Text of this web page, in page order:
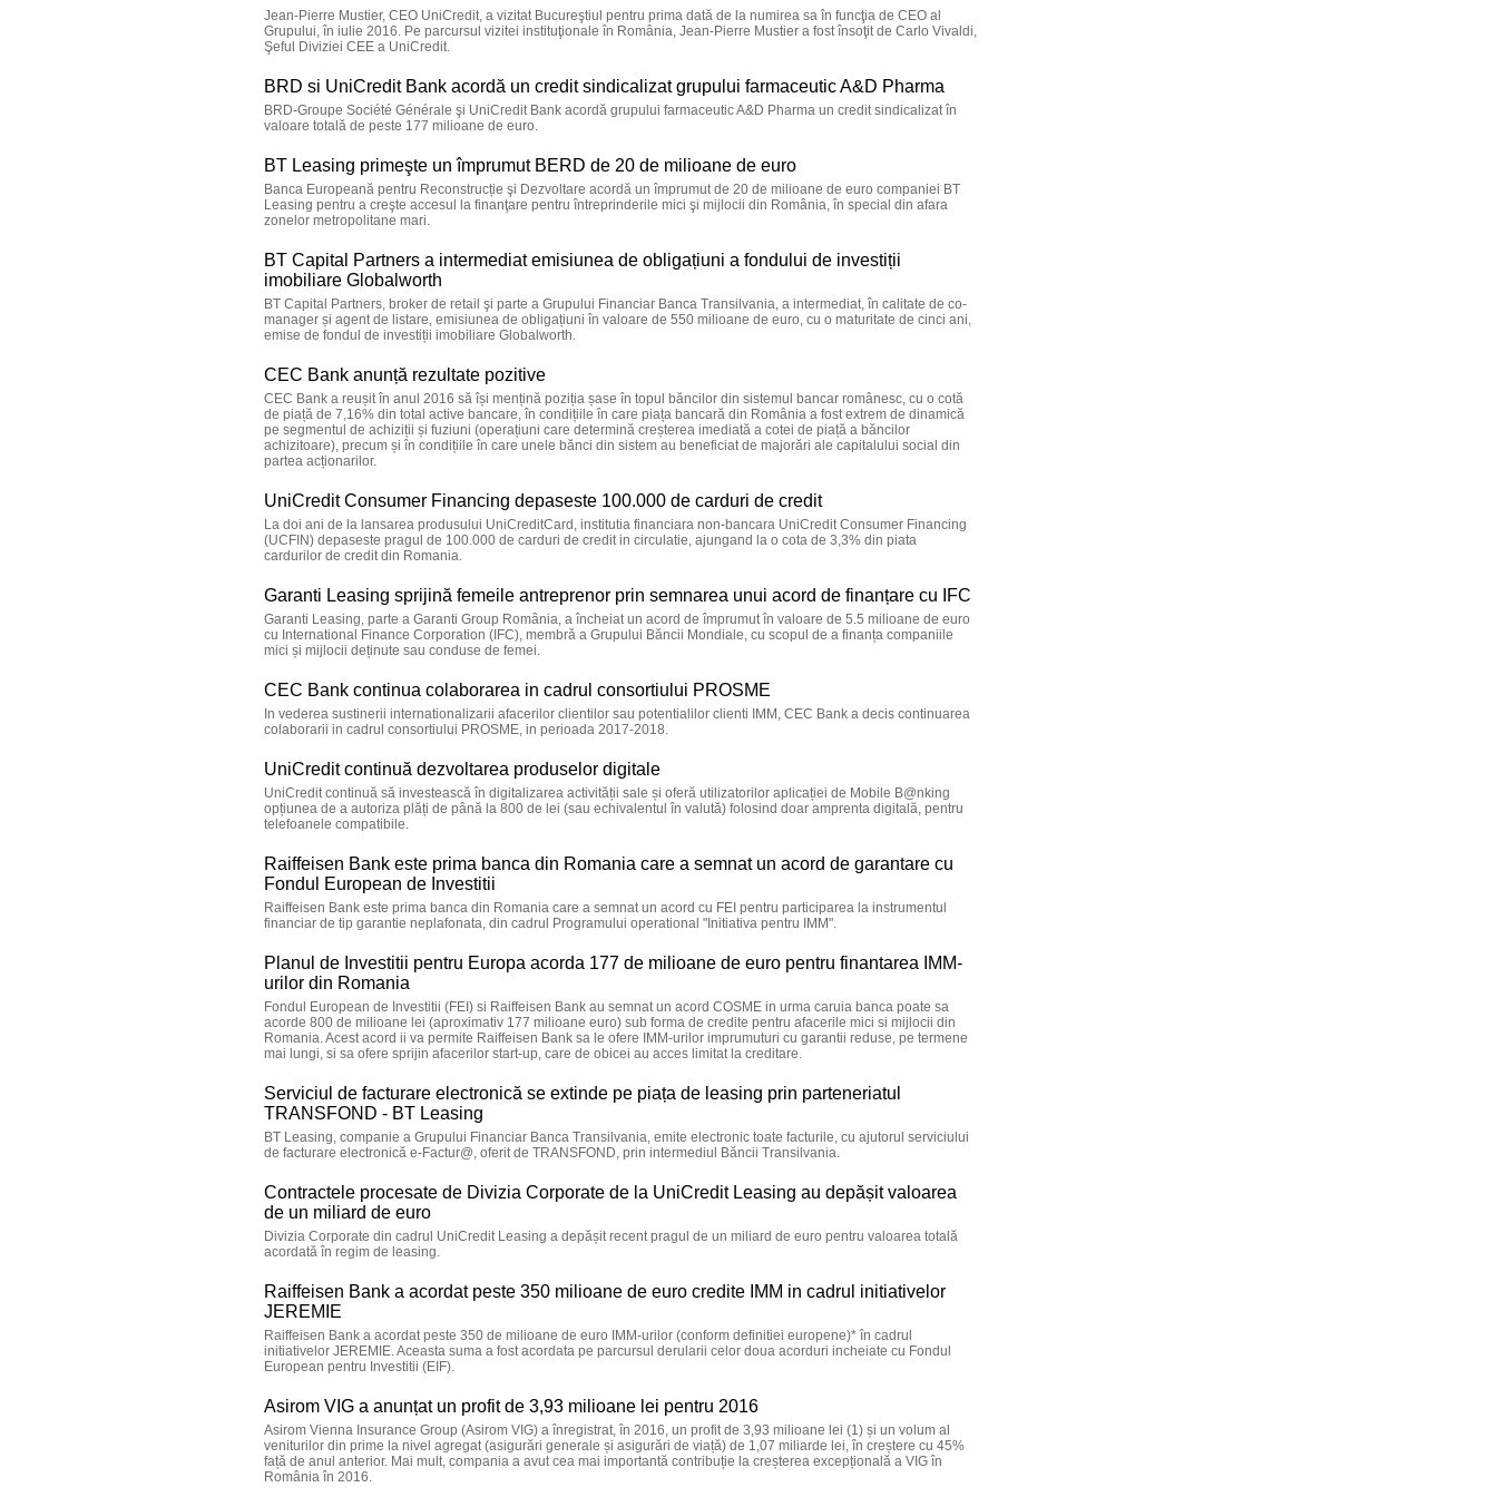
Jean-Pierre Mustier, CEO UniCredit, a vizitat Bucureştiul pentru prima dată de la numirea sa în funcţia de CEO al
Grupului, în iulie 2016. Pe parcursul vizitei instituţionale în România, Jean-Pierre Mustier a fost însoţit de Carlo Vivaldi,
Şeful Diviziei CEE a UniCredit.
BRD si UniCredit Bank acordă un credit sindicalizat grupului farmaceutic A&D Pharma
BRD-Groupe Société Générale şi UniCredit Bank acordă grupului farmaceutic A&D Pharma un credit sindicalizat în
valoare totală de peste 177 milioane de euro.
BT Leasing primeşte un împrumut BERD de 20 de milioane de euro
Banca Europeană pentru Reconstrucție şi Dezvoltare acordă un împrumut de 20 de milioane de euro companiei BT
Leasing pentru a creşte accesul la finanţare pentru întreprinderile mici şi mijlocii din România, în special din afara
zonelor metropolitane mari.
BT Capital Partners a intermediat emisiunea de obligațiuni a fondului de investiții
imobiliare Globalworth
BT Capital Partners, broker de retail şi parte a Grupului Financiar Banca Transilvania, a intermediat, în calitate de co-
manager și agent de listare, emisiunea de obligațiuni în valoare de 550 milioane de euro, cu o maturitate de cinci ani,
emise de fondul de investiții imobiliare Globalworth.
CEC Bank anunță rezultate pozitive
CEC Bank a reușit în anul 2016 să își mențină poziția șase în topul băncilor din sistemul bancar românesc, cu o cotă
de piață de 7,16% din total active bancare, în condițiile în care piața bancară din România a fost extrem de dinamică
pe segmentul de achiziții și fuziuni (operațiuni care determină creșterea imediată a cotei de piață a băncilor
achizitoare), precum și în condițiile în care unele bănci din sistem au beneficiat de majorări ale capitalului social din
partea acționarilor.
UniCredit Consumer Financing depaseste 100.000 de carduri de credit
La doi ani de la lansarea produsului UniCreditCard, institutia financiara non-bancara UniCredit Consumer Financing
(UCFIN) depaseste pragul de 100.000 de carduri de credit in circulatie, ajungand la o cota de 3,3% din piata
cardurilor de credit din Romania.
Garanti Leasing sprijină femeile antreprenor prin semnarea unui acord de finanțare cu IFC
Garanti Leasing, parte a Garanti Group România, a încheiat un acord de împrumut în valoare de 5.5 milioane de euro
cu International Finance Corporation (IFC), membră a Grupului Băncii Mondiale, cu scopul de a finanța companiile
mici și mijlocii deținute sau conduse de femei.
CEC Bank continua colaborarea in cadrul consortiului PROSME
In vederea sustinerii internationalizarii afacerilor clientilor sau potentialilor clienti IMM, CEC Bank a decis continuarea
colaborarii in cadrul consortiului PROSME, in perioada 2017-2018.
UniCredit continuă dezvoltarea produselor digitale
UniCredit continuă să investească în digitalizarea activității sale și oferă utilizatorilor aplicației de Mobile B@nking
opțiunea de a autoriza plăți de până la 800 de lei (sau echivalentul în valută) folosind doar amprenta digitală, pentru
telefoanele compatibile.
Raiffeisen Bank este prima banca din Romania care a semnat un acord de garantare cu
Fondul European de Investitii
Raiffeisen Bank este prima banca din Romania care a semnat un acord cu FEI pentru participarea la instrumentul
financiar de tip garantie neplafonata, din cadrul Programului operational "Initiativa pentru IMM".
Planul de Investitii pentru Europa acorda 177 de milioane de euro pentru finantarea IMM-
urilor din Romania
Fondul European de Investitii (FEI) si Raiffeisen Bank au semnat un acord COSME in urma caruia banca poate sa
acorde 800 de milioane lei (aproximativ 177 milioane euro) sub forma de credite pentru afacerile mici si mijlocii din
Romania. Acest acord ii va permite Raiffeisen Bank sa le ofere IMM-urilor imprumuturi cu garantii reduse, pe termene
mai lungi, si sa ofere sprijin afacerilor start-up, care de obicei au acces limitat la creditare.
Serviciul de facturare electronică se extinde pe piața de leasing prin parteneriatul
TRANSFOND - BT Leasing
BT Leasing, companie a Grupului Financiar Banca Transilvania, emite electronic toate facturile, cu ajutorul serviciului
de facturare electronică e-Factur@, oferit de TRANSFOND, prin intermediul Băncii Transilvania.
Contractele procesate de Divizia Corporate de la UniCredit Leasing au depășit valoarea
de un miliard de euro
Divizia Corporate din cadrul UniCredit Leasing a depășit recent pragul de un miliard de euro pentru valoarea totală
acordată în regim de leasing.
Raiffeisen Bank a acordat peste 350 milioane de euro credite IMM in cadrul initiativelor
JEREMIE
Raiffeisen Bank a acordat peste 350 de milioane de euro IMM-urilor (conform definitiei europene)* în cadrul
initiativelor JEREMIE. Aceasta suma a fost acordata pe parcursul derularii celor doua acorduri incheiate cu Fondul
European pentru Investitii (EIF).
Asirom VIG a anunțat un profit de 3,93 milioane lei pentru 2016
Asirom Vienna Insurance Group (Asirom VIG) a înregistrat, în 2016, un profit de 3,93 milioane lei (1) și un volum al
veniturilor din prime la nivel agregat (asigurări generale și asigurări de viață) de 1,07 miliarde lei, în creștere cu 45%
față de anul anterior. Mai mult, compania a avut cea mai importantă contribuție la creșterea excepțională a VIG în
România în 2016.